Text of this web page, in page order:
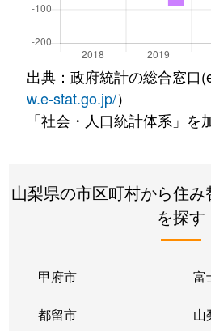
出典：政府統計の総合窓口
w.e-stat.go.jp/）
「社会・人口統計体系」を
山梨県の市区町村から住
を探す
甲府市 富
都留市 山